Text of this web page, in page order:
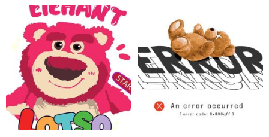
7.000₫
đến
34.000₫